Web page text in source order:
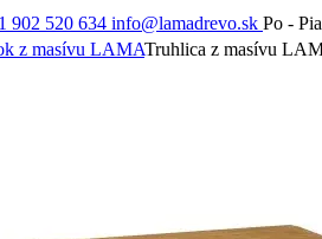
902 520 634 info@lamadrevo.sk Po -
z masívu LAMATruhlica z masívu